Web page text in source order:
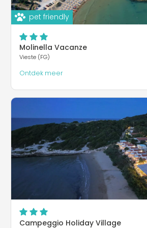
pet friendly
Molinella Vacanze
Vieste (FG)
Ontdek meer
Campeggio Holiday Village